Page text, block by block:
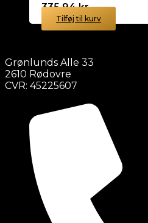
335,94kr.
Tilføj til kurv
Grønlunds Alle 33
2610 Rødovre
CVR: 45225607